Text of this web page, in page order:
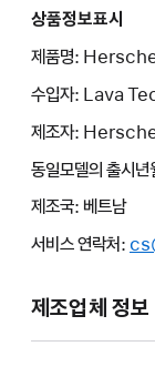
상품정보표시
제품명:
수입자: Lava
제조자:
동일모델의 출시
제조국: 베트남
서비스 연락처:
제조업체 정보